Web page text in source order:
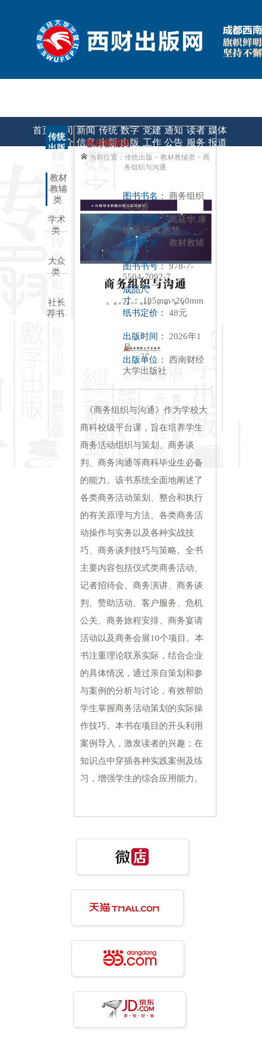
首页
公司
简介
新闻
信息
传统
出版
数字
出版
党建
工作
通知
公告
读者
服务
媒体
报道
传统
出版
教材
教辅
类
学术
类
大众
类
社长
荐书
教材教辅类
当前位置：传统出版 > 教材教辅类 > 商
务组织与沟通
图书书名： 商务组织
与沟通
主要作者：高延华,康
晓丽,王佩,惠慧
图书分类： 教材教辅
类
图书书号：978-7-
5504-7092-7
成品尺
寸：185mm×260mm
纸书定价： 48元
出版时间： 2026年1
月
出版单位： 西南财经
大学出版社
《商务组织与沟通》作为学校大
商科校级平台课，旨在培养学生
商务活动组织与策划、商务谈
判、商务沟通等商科毕业生必备
的能力。该书系统全面地阐述了
各类商务活动策划、整合和执行
的有关原理与方法、各类商务活
动操作与实务以及各种实战技
巧、商务谈判技巧与策略。全书
主要内容包括仪式类商务活动、
记者招待会、商务演讲、商务谈
判、赞助活动、客户服务、危机
公关、商务旅程安排、商务宴请
活动以及商务会展10个项目。本
书注重理论联系实际，结合企业
的具体情况，通过亲自策划和参
与案例的分析与讨论，有效帮助
学生掌握商务活动策划的实际操
作技巧。本书在项目的开头利用
案例导入，激发读者的兴趣；在
知识点中穿插各种实践案例及练
习，增强学生的综合应用能力。